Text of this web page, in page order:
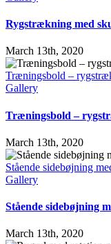
Rygstrækning med
March 13th, 2020
Træningsbold –
Gallery
Træningsbold –
March 13th, 2020
Stående sidebøjning
Gallery
Stående sidebøjning
March 13th, 2020